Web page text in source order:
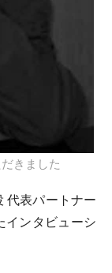
きました
代表パートナー
インタビューシ